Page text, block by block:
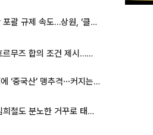
미국, 가상자산 포괄 규제 속도…상원, ‘클래리티법’ 9월 절차투표 추진
이란, 미국에 호르무즈 합의 조건 제시…美 “경기 아직 안 끝나” [종합]
맥북 품은 삼성에 ‘중국산’ 맹추격⋯커지는 노트북 OLED 시장
서경덕 교수, 김희철도 분노한 거꾸로 태극기⋯"엉터리는 아냐, 아쉬울 뿐"